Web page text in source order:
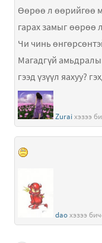
Өөрөө л өөрийгөө
гарах замыг өөрөө
Чи чинь
Магадгүй
гээд үзүүл яахуу?
Zurai
dao